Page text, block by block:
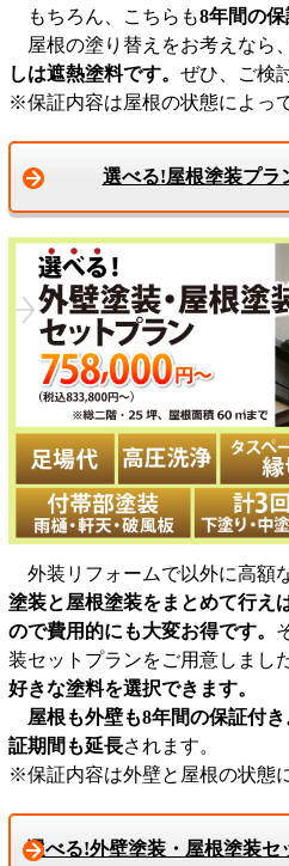
もちろん、こちらも8年間の保
屋根の塗り替えをお考えなら、
しは遮熱塗料です。 ぜひ、ご検
※保証内容は屋根の状態によっ
選べる!屋根塗装プラ
外装リフォームで以外に高額
塗装と屋根塗装をまとめて行え
ので費用的にも大変お得です。
装セットプランをご用意しまし
好きな塗料を選択できます。
屋根も外壁も8年間の保証付
証期間も延長されます。
※保証内容は外壁と屋根の状態
選べる!外壁塗装・屋根塗装セ